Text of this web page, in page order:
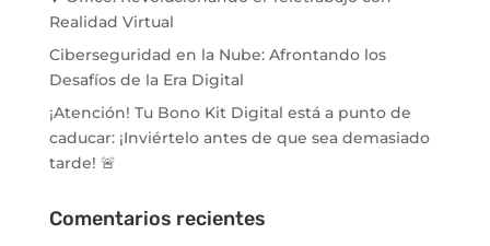
Realidad Virtual
Ciberseguridad en la Nube: Afrontando los
Desafíos de la Era Digital
¡Atención! Tu Bono Kit Digital está a punto de
caducar: ¡Inviértelo antes de que sea demasiado
tarde! 🚨
Comentarios recientes